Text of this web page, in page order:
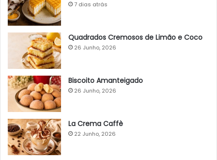
7 dias atrás
Quadrados Cremosos de Limão e Coco
26 Junho, 2026
Biscoito Amanteigado
26 Junho, 2026
La Crema Caffè
22 Junho, 2026